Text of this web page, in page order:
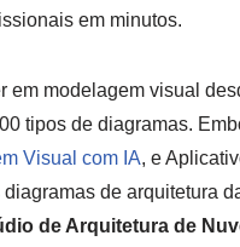
em minutos.
em modelagem visual
tipos de diagramas.
Visual com IA, e
de arquitetura
de Arquitetura de